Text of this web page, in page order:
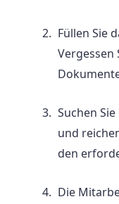
Füllen Sie
Vergessen
Suchen
und
den
Die